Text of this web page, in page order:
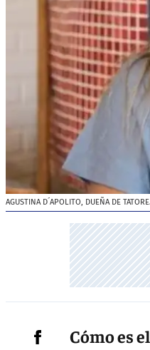
AGUSTINA D´APOLITO, DUEÑA DE TATORE.
Cómo es